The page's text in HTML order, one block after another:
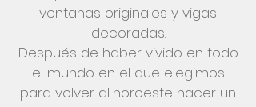
ventanas originales y vigas
decoradas.
Después de haber vivido en todo
el mundo en el que elegimos
para volver al noroeste hacer un